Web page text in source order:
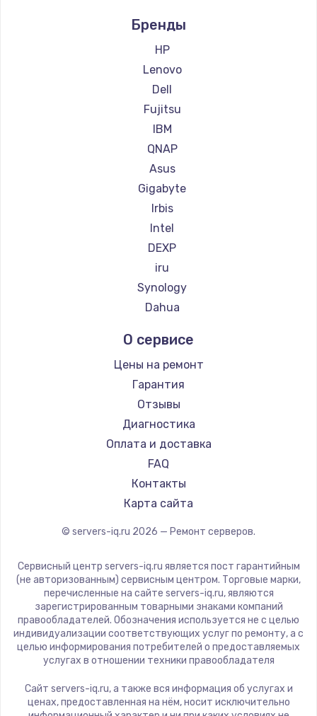
Замена корпуса
Заказать
1760 руб.
Заказать
Бренды
HP
Lenovo
Dell
Fujitsu
IBM
QNAP
Asus
Gigabyte
Irbis
Intel
DEXP
iru
Synology
Dahua
О сервисе
Цены на ремонт
Гарантия
Отзывы
Диагностика
Оплата и доставка
FAQ
Контакты
Карта сайта
© servers-iq.ru 2026 — Ремонт серверов.
Сервисный центр servers-iq.ru является пост гарантийным
(не авторизованным) сервисным центром. Торговые марки,
перечисленные на сайте servers-iq.ru, являются
зарегистрированным товарными знаками компаний
правообладателей. Обозначения используется не с целью
индивидуализации соответствующих услуг по ремонту, а с
целью информирования потребителей о предоставляемых
услугах в отношении техники правообладателя
Сайт servers-iq.ru, а также вся информация об услугах и
ценах, предоставленная на нём, носит исключительно